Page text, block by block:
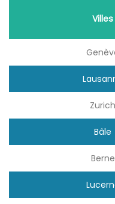
Villes
Zurich
Bâle
Berne